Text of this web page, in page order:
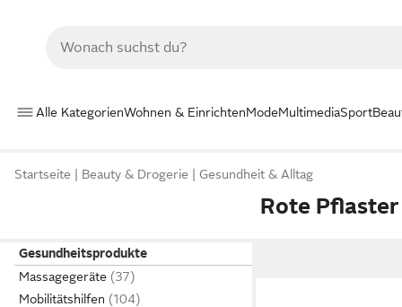
Alle KategorienWohnen & EinrichtenModeMultimediaSport
Startseite Beauty & Drogerie Gesundheit & Alltag
Rote Pflaster
Gesundheitsprodukte
Massagegeräte
Mobilitätshilfen